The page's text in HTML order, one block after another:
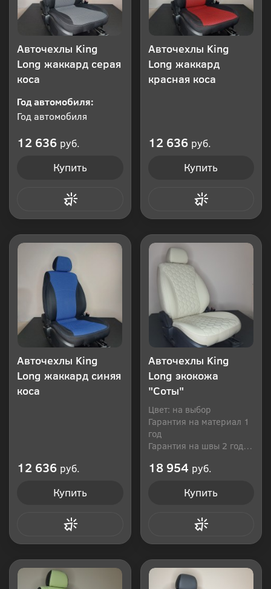
Авточехлы King
Long жаккард серая
коса
Год автомобиля:
Год автомобиля
12 636 руб.
Купить
Авточехлы King
Long жаккард
красная коса
12 636 руб.
Купить
Авточехлы King
Long жаккард синяя
коса
12 636 руб.
Купить
Авточехлы King
Long экокожа
"Соты"
Цвет: на выбор
Гарантия на материал 1
год
Гарантия на швы 2 года
18 954 руб.
Купить